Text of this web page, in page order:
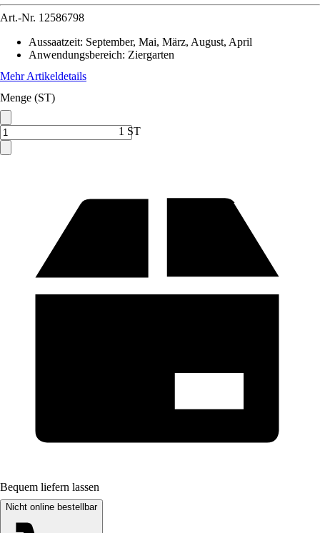
Art.-Nr. 12586798
Aussaatzeit: September, Mai, März, August, April
Anwendungsbereich: Ziergarten
Mehr Artikeldetails
Menge (ST)
1 ST
Bequem liefern lassen
Nicht online bestellbar